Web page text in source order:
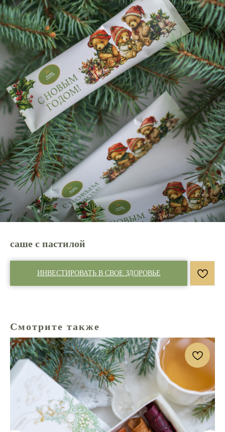
саше с пастилой
ИНВЕСТИРОВАТЬ В СВОЕ ЗДОРОВЬЕ
Смотрите также